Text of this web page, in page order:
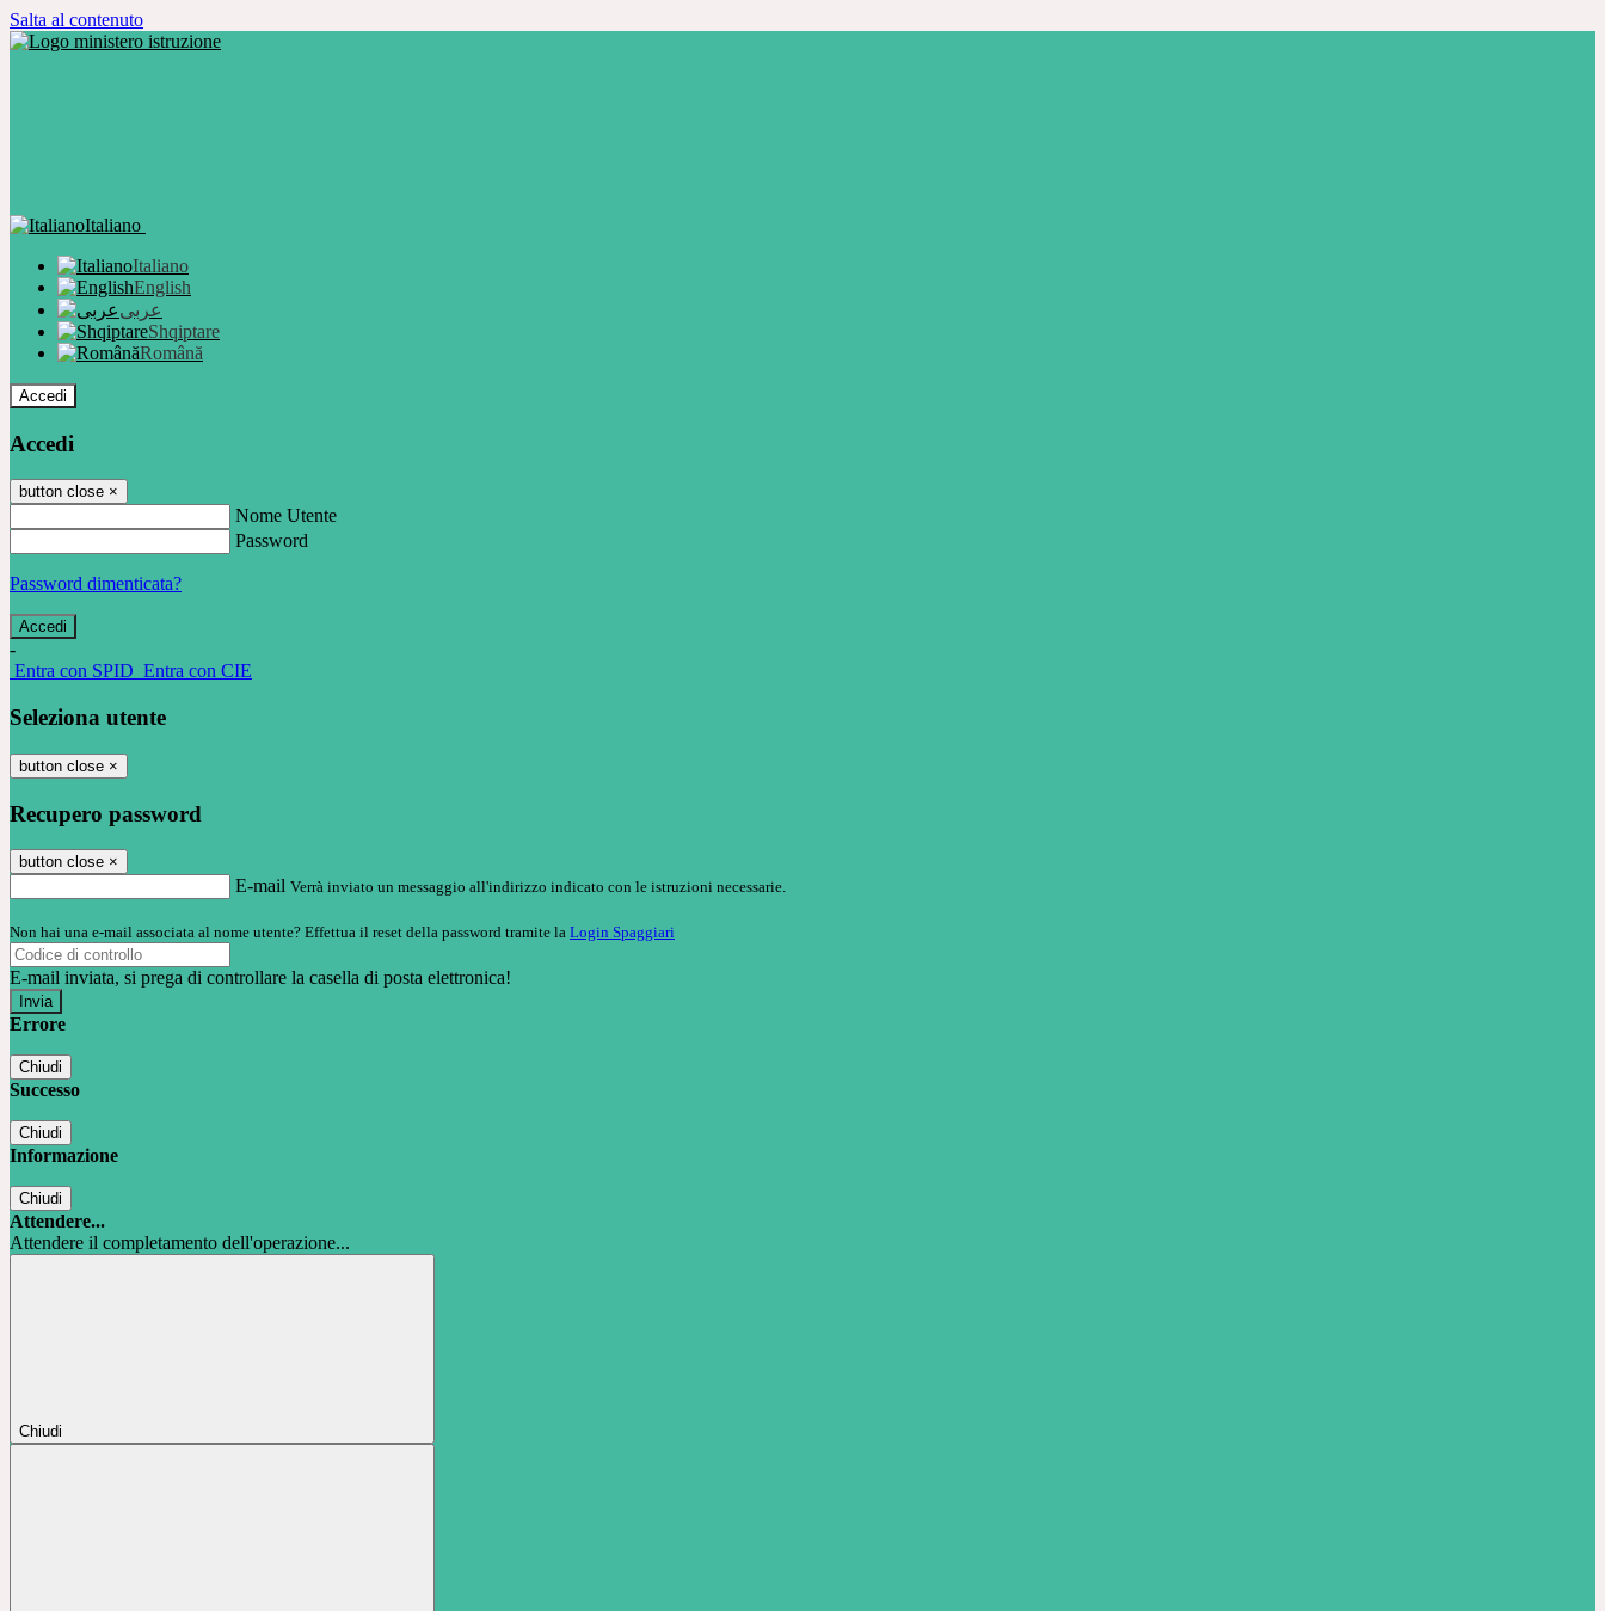
Salta al contenuto
Italiano
Italiano
English
عربى
Shqiptare
Română
Accedi
Accedi
button close ×
Nome Utente
Password
Password dimenticata?
-
Entra con SPID Entra con CIE
Seleziona utente
button close ×
Recupero password
button close ×
E-mail Verrà inviato un messaggio all'indirizzo indicato con le istruzioni necessarie.
Non hai una e-mail associata al nome utente? Effettua il reset della password tramite la Login Spaggiari
E-mail inviata, si prega di controllare la casella di posta elettronica!
Errore
Chiudi
Successo
Chiudi
Informazione
Chiudi
Attendere...
Attendere il completamento dell'operazione...
Chiudi